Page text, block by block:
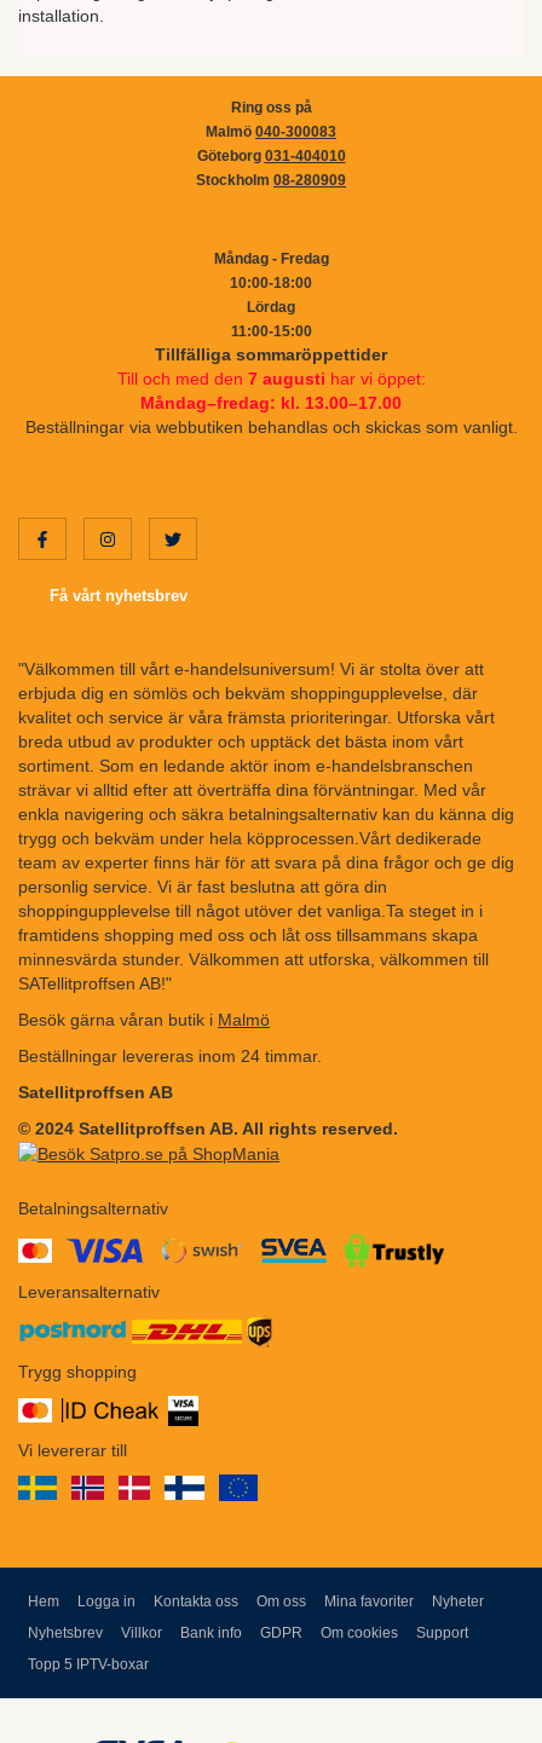
installation.
Ring oss på
Malmö 040-300083
Göteborg 031-404010
Stockholm 08-280909
Måndag - Fredag
10:00-18:00
Lördag
11:00-15:00
Tillfälliga sommaröppettider
Till och med den 7 augusti har vi öppet:
Måndag–fredag: kl. 13.00–17.00
Beställningar via webbutiken behandlas och skickas som vanligt.
Få vårt nyhetsbrev
"Välkommen till vårt e-handelsuniversum! Vi är stolta över att
erbjuda dig en sömlös och bekväm shoppingupplevelse, där
kvalitet och service är våra främsta prioriteringar. Utforska vårt
breda utbud av produkter och upptäck det bästa inom vårt
sortiment. Som en ledande aktör inom e-handelsbranschen
strävar vi alltid efter att överträffa dina förväntningar. Med vår
enkla navigering och säkra betalningsalternativ kan du känna dig
trygg och bekväm under hela köpprocessen.Vårt dedikerade
team av experter finns här för att svara på dina frågor och ge dig
personlig service. Vi är fast beslutna att göra din
shoppingupplevelse till något utöver det vanliga.Ta steget in i
framtidens shopping med oss och låt oss tillsammans skapa
minnesvärda stunder. Välkommen att utforska, välkommen till
SATellitproffsen AB!"
Besök gärna våran butik i Malmö
Beställningar levereras inom 24 timmar.
Satellitproffsen AB
© 2024 Satellitproffsen AB. All rights reserved.
Betalningsalternativ
Leveransalternativ
Trygg shopping
Vi levererar till
Hem Logga in Kontakta oss Om oss Mina favoriter Nyheter
Nyhetsbrev Villkor Bank info GDPR Om cookies Support
Topp 5 IPTV-boxar